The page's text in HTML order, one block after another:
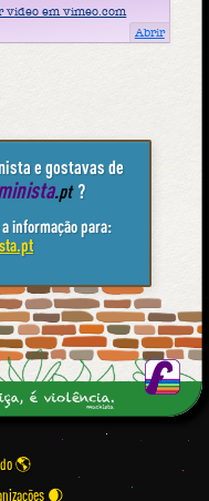
video em vimeo.com
Abrir
e gostavas de
.pt ?
informação para: